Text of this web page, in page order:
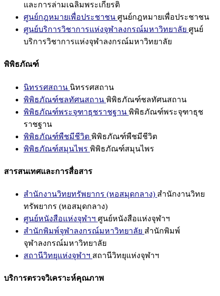
และการล่ามเฉลิมพระเกียรติ
ศูนย์กฎหมายเพื่อประชาชน ศูนย์กฎหมายเพื่อประชาชน
ศูนย์บริการวิชาการแห่งจุฬาลงกรณ์มหาวิทยาลัย ศูนย์
บริการวิชาการแห่งจุฬาลงกรณ์มหาวิทยาลัย
พิพิธภัณฑ์
นิทรรศสถาน นิทรรศสถาน
พิพิธภัณฑ์ชลทัศนสถาน พิพิธภัณฑ์ชลทัศนสถาน
พิพิธภัณฑ์พระจุฑาธุชราชฐาน พิพิธภัณฑ์พระจุฑาธุช
ราชฐาน
พิพิธภัณฑ์พืชมีชีวิต พิพิธภัณฑ์พืชมีชีวิต
พิพิธภัณฑ์สมุนไพร พิพิธภัณฑ์สมุนไพร
สารสนเทศและการสื่อสาร
สำนักงานวิทยทรัพยากร (หอสมุดกลาง) สำนักงานวิทย
ทรัพยากร (หอสมุดกลาง)
ศูนย์หนังสือแห่งจุฬาฯ ศูนย์หนังสือแห่งจุฬาฯ
สำนักพิมพ์จุฬาลงกรณ์มหาวิทยาลัย สำนักพิมพ์
จุฬาลงกรณ์มหาวิทยาลัย
สถานีวิทยุแห่งจุฬาฯ สถานีวิทยุแห่งจุฬาฯ
บริการตรวจวิเคราะห์คุณภาพ